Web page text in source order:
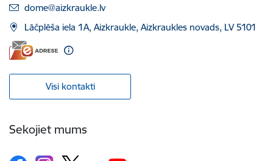
E-pasts:
dome@aizkraukle.lv
Lāčplēša iela 1A, Aizkraukle, Aizkraukles novads, LV 5101
Visi kontakti
Sekojiet mums